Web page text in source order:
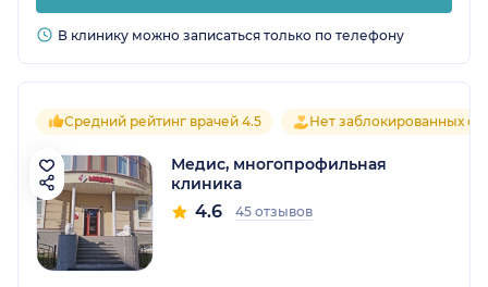
В клинику можно записаться только по телефону
Средний рейтинг врачей 4.5 Нет заблокированных
Медис, многопрофильная
клиника
4.6 45 отзывов